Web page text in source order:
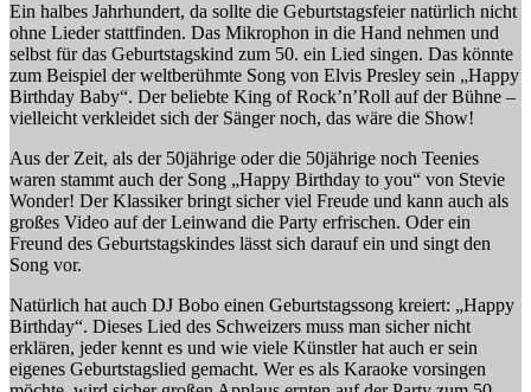
Ein halbes Jahrhundert, da sollte die Geburtstagsfeier natürlich nicht
ohne Lieder stattfinden. Das Mikrophon in die Hand nehmen und
selbst für das Geburtstagskind zum 50. ein Lied singen. Das könnte
zum Beispiel der weltberühmte Song von Elvis Presley sein „Happy
Birthday Baby“. Der beliebte King of Rock’n’Roll auf der Bühne –
vielleicht verkleidet sich der Sänger noch, das wäre die Show!
Aus der Zeit, als der 50jährige oder die 50jährige noch Teenies
waren stammt auch der Song „Happy Birthday to you“ von Stevie
Wonder! Der Klassiker bringt sicher viel Freude und kann auch als
großes Video auf der Leinwand die Party erfrischen. Oder ein
Freund des Geburtstagskindes lässt sich darauf ein und singt den
Song vor.
Natürlich hat auch DJ Bobo einen Geburtstagssong kreiert: „Happy
Birthday“. Dieses Lied des Schweizers muss man sicher nicht
erklären, jeder kennt es und wie viele Künstler hat auch er sein
eigenes Geburtstagslied gemacht. Wer es als Karaoke vorsingen